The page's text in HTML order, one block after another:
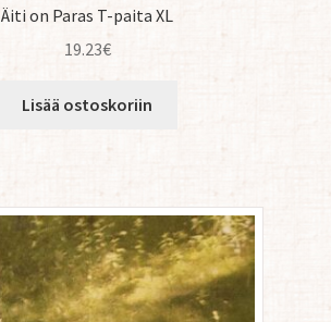
Äiti on Paras T-paita XL
19.23€
Lisää ostoskoriin